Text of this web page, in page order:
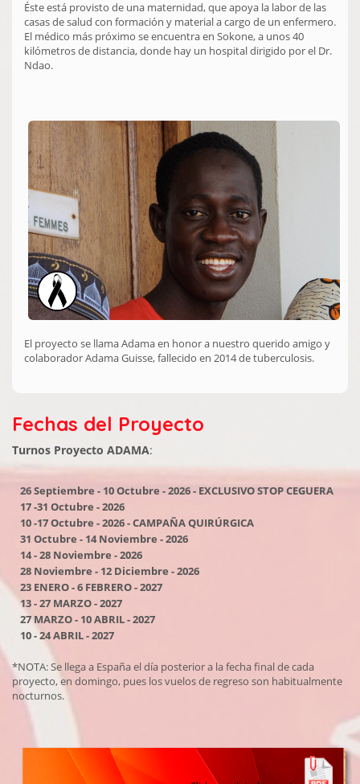
Éste está provisto de una maternidad, que apoya la labor de las
casas de salud con formación y material a cargo de un enfermero.
El médico más próximo se encuentra en Sokone, a unos 40
kilómetros de distancia, donde hay un hospital dirigido por el Dr.
Ndao.
El proyecto se llama Adama en honor a nuestro querido amigo y
colaborador Adama Guisse, fallecido en 2014 de tuberculosis.
Fechas del Proyecto
Turnos Proyecto ADAMA:
26 Septiembre - 10 Octubre - 2026 - EXCLUSIVO STOP CEGUERA
17 -31 Octubre - 2026
10 -17 Octubre - 2026 - CAMPAÑA QUIRÚRGICA
31 Octubre - 14 Noviembre - 2026
14 - 28 Noviembre - 2026
28 Noviembre - 12 Diciembre - 2026
23 ENERO - 6 FEBRERO - 2027
13 - 27 MARZO - 2027
27 MARZO - 10 ABRIL - 2027
10 - 24 ABRIL - 2027
*NOTA: Se llega a España el día posterior a la fecha final de cada
proyecto, en domingo, pues los vuelos de regreso son habitualmente
nocturnos.